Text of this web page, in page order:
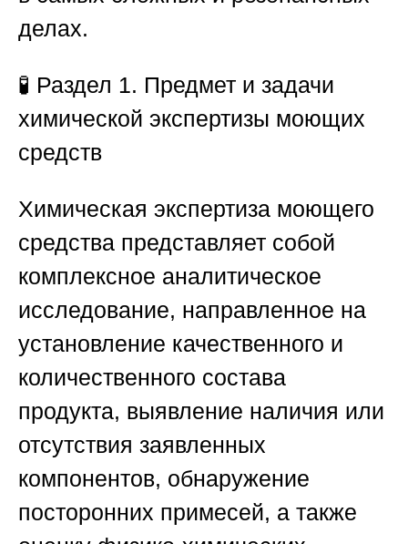
делах.
🧪 Раздел 1. Предмет и задачи
химической экспертизы моющих
средств
Химическая экспертиза моющего
средства представляет собой
комплексное аналитическое
исследование, направленное на
установление качественного и
количественного состава
продукта, выявление наличия или
отсутствия заявленных
компонентов, обнаружение
посторонних примесей, а также